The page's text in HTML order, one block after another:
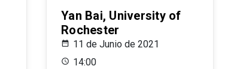
Yan Bai, University of
Rochester
11 de Junio de 2021
14:00